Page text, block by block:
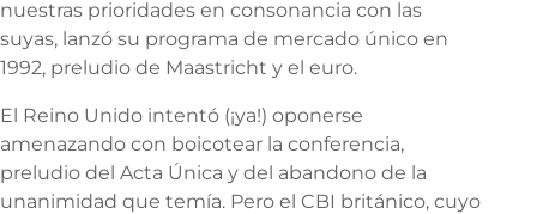
nuestras prioridades en consonancia con las
suyas, lanzó su programa de mercado único en
1992, preludio de Maastricht y el euro.
El Reino Unido intentó (¡ya!) oponerse
amenazando con boicotear la conferencia,
preludio del Acta Única y del abandono de la
unanimidad que temía. Pero el CBI británico, cuyo